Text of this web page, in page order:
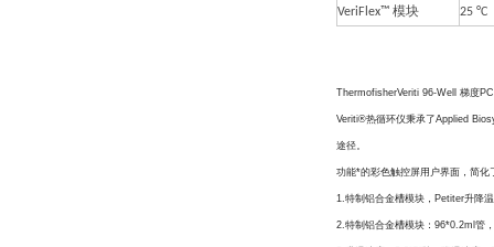
VeriFlex™ 模块 25 °C
Thermofisher​Veriti 96-Well 梯度
Veriti®热循环仪秉承了Applied
途径。
功能*的彩色触控屏用户界面，简
1.特制铝合金槽模块，Petiter升降
2.特制铝合金槽模块：96*0.2ml管